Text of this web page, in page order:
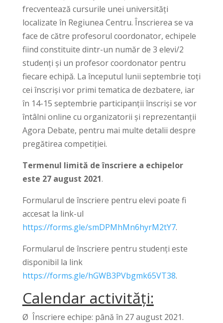
frecventează cursurile unei universități
localizate în Regiunea Centru. Înscrierea se va
face de către profesorul coordonator, echipele
fiind constituite dintr-un număr de 3 elevi/2
studenți și un profesor coordonator pentru
fiecare echipă. La începutul lunii septembrie toți
cei înscriși vor primi tematica de dezbatere, iar
în 14-15 septembrie participanții înscriși se vor
întâlni online cu organizatorii și reprezentanții
Agora Debate, pentru mai multe detalii despre
pregătirea competiției.
Termenul limită de înscriere a echipelor
este 27 august 2021.
Formularul de înscriere pentru elevi poate fi
accesat la link-ul
https://forms.gle/smDPMhMn6hyrM2tY7.
Formularul de înscriere pentru studenți este
disponibil la link
https://forms.gle/hGWB3PVbgmk65VT38.
Calendar activități:
Ø Înscriere echipe: până în 27 august 2021.